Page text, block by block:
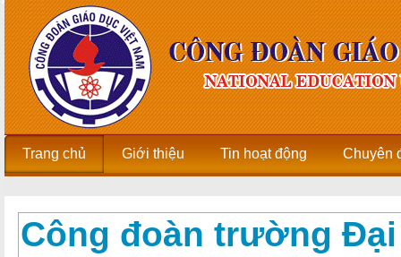
Trang chủ Giới thiệu Tin hoạt động Chuyên
Công đoàn trường